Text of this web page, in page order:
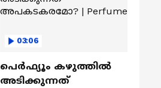
03:06
പെർഫ്യൂം കഴുത്തിൽ
അടിക്കുന്നത്